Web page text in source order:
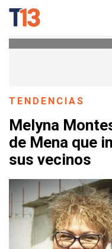
TENDENCIAS
Melyna
de Mena que
sus vecinos